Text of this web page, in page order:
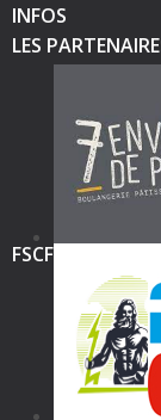
INFOS
LES
FSCF